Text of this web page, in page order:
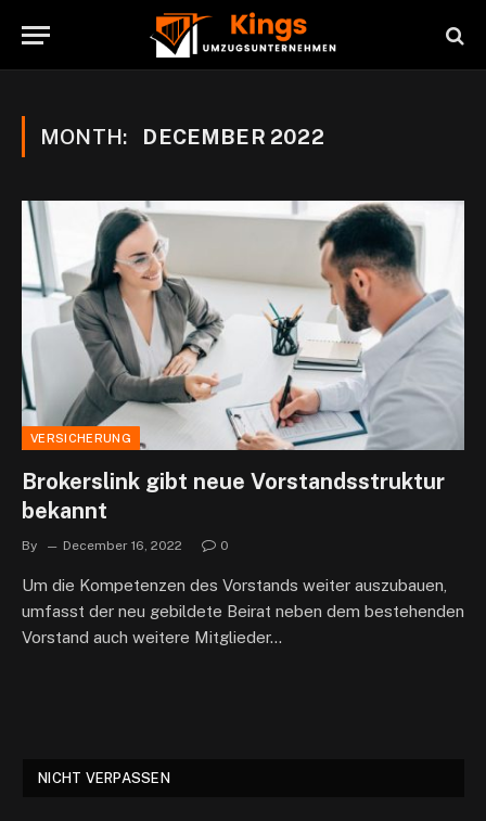
MONTH: DECEMBER 2022
VERSICHERUNG
Brokerslink gibt neue Vorstandsstruktur
bekannt
By December 16, 2022 0
Um die Kompetenzen des Vorstands weiter auszubauen,
umfasst der neu gebildete Beirat neben dem bestehenden
Vorstand auch weitere Mitglieder…
NICHT VERPASSEN